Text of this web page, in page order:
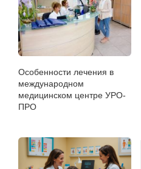
Особенности лечения в
международном
медицинском центре УРО-
ПРО